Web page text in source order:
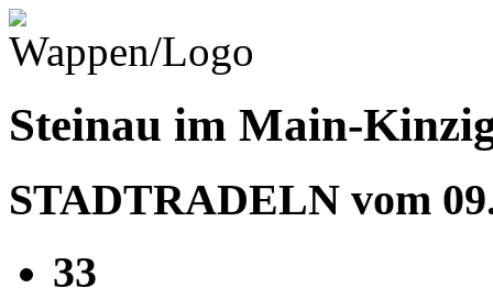
Steinau im Main-
STADTRADELN vom
33